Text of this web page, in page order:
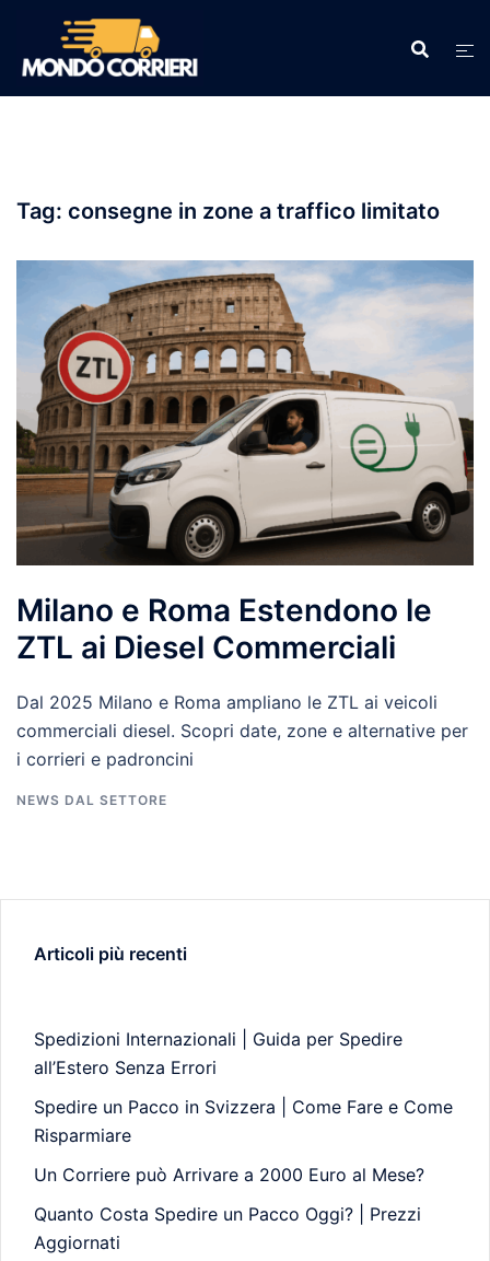
contenuto
Tag: consegne in zone a traffico limitato
Milano e Roma Estendono le
ZTL ai Diesel Commerciali
Dal 2025 Milano e Roma ampliano le ZTL ai veicoli
commerciali diesel. Scopri date, zone e alternative per
i corrieri e padroncini
NEWS DAL SETTORE
Articoli più recenti
Spedizioni Internazionali | Guida per Spedire
all’Estero Senza Errori
Spedire un Pacco in Svizzera | Come Fare e Come
Risparmiare
Un Corriere può Arrivare a 2000 Euro al Mese?
Quanto Costa Spedire un Pacco Oggi? | Prezzi
Aggiornati